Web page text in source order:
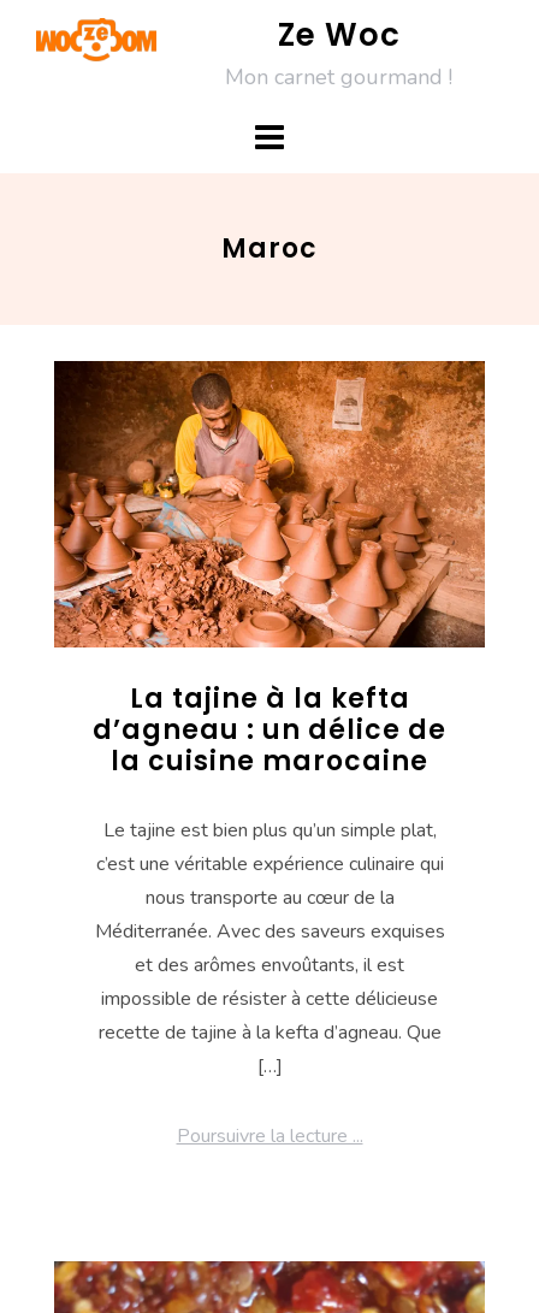
Ze Woc
Mon carnet gourmand !
Maroc
La tajine à la kefta
d’agneau : un délice de
la cuisine marocaine
Le tajine est bien plus qu’un simple plat,
c’est une véritable expérience culinaire qui
nous transporte au cœur de la
Méditerranée. Avec des saveurs exquises
et des arômes envoûtants, il est
impossible de résister à cette délicieuse
recette de tajine à la kefta d’agneau. Que
[…]
Poursuivre la lecture ...